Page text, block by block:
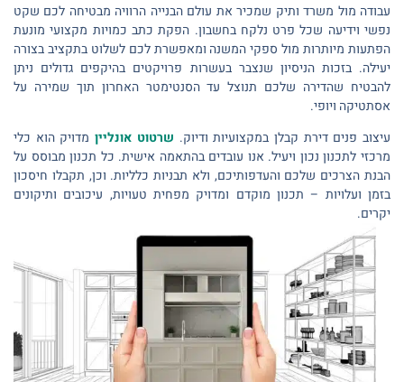
עבודה מול משרד ותיק שמכיר את עולם הבנייה הרוויה מבטיחה לכם שקט
נפשי וידיעה שכל פרט נלקח בחשבון. הפקת כתב כמויות מקצועי מונעת
הפתעות מיותרות מול ספקי המשנה ומאפשרת לכם לשלוט בתקציב בצורה
יעילה. בזכות הניסיון שנצבר בעשרות פרויקטים בהיקפים גדולים ניתן
להבטיח שהדירה שלכם תנוצל עד הסנטימטר האחרון תוך שמירה על
אסתטיקה ויופי.
עיצוב פנים דירת קבלן במקצועיות ודיוק. שרטוט אונלייןמדויק הוא כלי
מרכזי לתכנון נכון ויעיל. אנו עובדים בהתאמה אישית. כל תכנון מבוסס על
הבנת הצרכים שלכם והעדפותיכם, ולא תבניות כלליות. וכן, תקבלו חיסכון
בזמן ועלויות – תכנון מוקדם ומדויק מפחית טעויות, עיכובים ותיקונים
יקרים.